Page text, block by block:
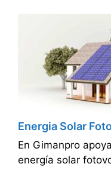
Energia Solar
En Gimanpro
energía solar